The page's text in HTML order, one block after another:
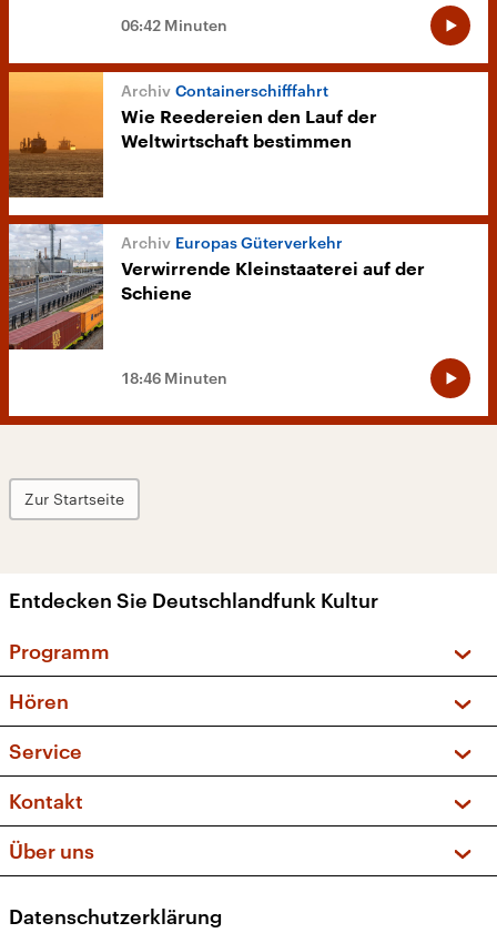
06:42 Minuten
Containerschifffahrt
Wie Reedereien den Lauf der
Weltwirtschaft bestimmen
Europas Güterverkehr
Verwirrende Kleinstaaterei auf der
Schiene
18:46 Minuten
Zur Startseite
Entdecken Sie Deutschlandfunk Kultur
Programm
Sendungen und Podcasts
Musikliste
Kakadu – Das Kinderprogramm
Hören
Frequenzen (UKW + DAB+)
Service
FAQ
Apps
Newsletter
Kontakt
Social Media
Über uns
Presse
Datenschutzerklärung